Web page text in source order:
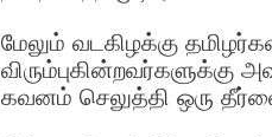
மேலும் வடகிழக்கு
கவனம் செலுத்தி ஒரு